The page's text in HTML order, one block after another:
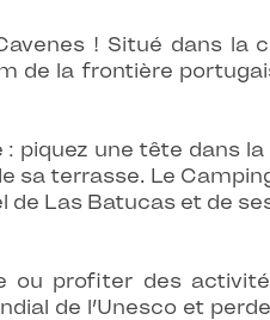
! Situé dans la
de la frontière
piquez une tête dans
terrasse. Le
Las Batucas et de
ou profiter des
de l’Unesco et